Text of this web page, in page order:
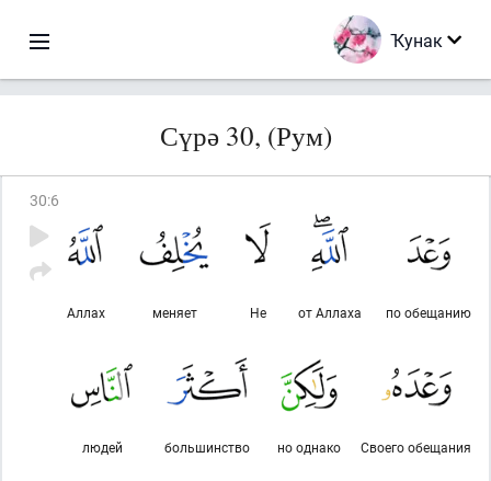
Ҡунак
Сүрә 30, (Рум)
30:6
по обещанию
от Аллаха
Не
меняет
Аллах
Своего обещания
но однако
большинство
людей